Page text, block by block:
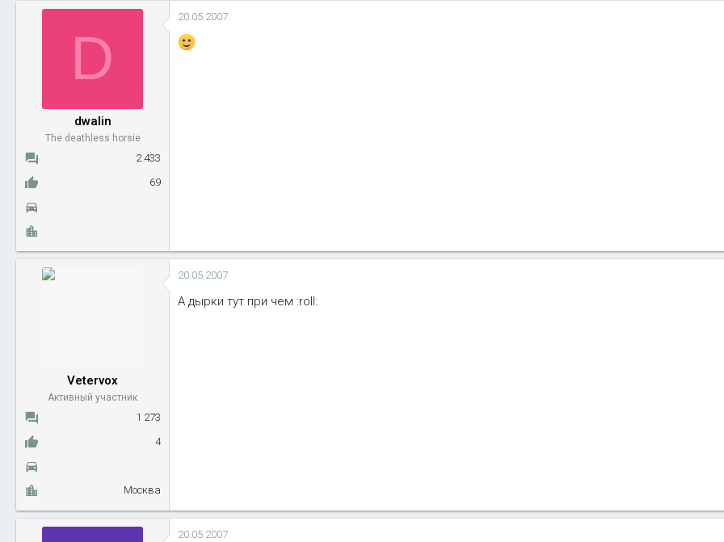
D
dwalin
The deathless horsie
2 433
69
20.05.2007
Vetervox
Активный участник
1 273
4
Москва
20.05.2007
А дырки тут при чем :roll:
20.05.2007